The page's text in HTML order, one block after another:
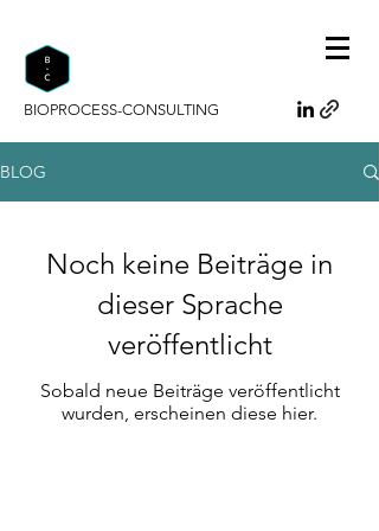
BIOPROCESS-CONSULTING
BLOG
Noch keine Beiträge in
dieser Sprache
veröffentlicht
Sobald neue Beiträge veröffentlicht
wurden, erscheinen diese hier.